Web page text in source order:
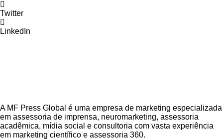
Twitter
LinkedIn
A MF Press Global é uma empresa de marketing especializada
em assessoria de imprensa, neuromarketing, assessoria
acadêmica, mídia social e consultoria com vasta experiência
em marketing científico e assessoria 360.